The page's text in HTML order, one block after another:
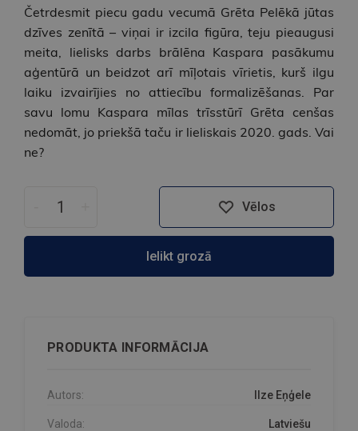
Četrdesmit piecu gadu vecumā Grēta Pelēkā jūtas
dzīves zenītā – viņai ir izcila figūra, teju pieaugusi
meita, lielisks darbs brālēna Kaspara pasākumu
aģentūrā un beidzot arī mīļotais vīrietis, kurš ilgu
laiku izvairījies no attiecību formalizēšanas. Par
savu lomu Kaspara mīlas trīsstūrī Grēta cenšas
nedomāt, jo priekšā taču ir lieliskais 2020. gads. Vai
ne?
Vēlos
Ielikt grozā
PRODUKTA INFORMĀCIJA
Autors: Ilze Eņģele
Valoda: Latviešu